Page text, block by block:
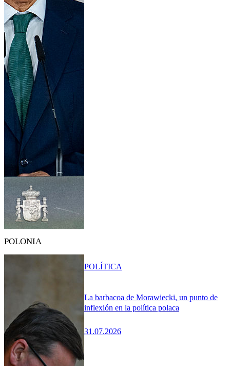
POLONIA
La barbacoa de Morawiecki, un punto de
inflexión en la política polaca
31.07.2026
POLÍTICA